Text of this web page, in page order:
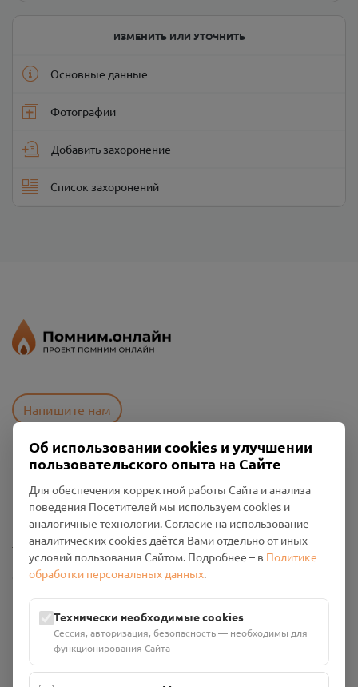
ИЗМЕНИТЬ ИЛИ УТОЧНИТЬ
Основные данные
Фотографии
Добавить захоронение
Список захоронений
Напишите нам
Пользовательское соглашение
Политика конфиденциальности
Промо-материалы
Настройки cookies
Общество с ограниченной ответственностью «Смоленский
ИНН: 6700029207 ОГРН: 1256700001986
Юридический адрес: 216790, Смоленская область, р-н
Руднянский, г. Рудня, улица Западная, д. 26А, пом. 18
Номер счёта: 40702810901130004287 в АО "АЛЬФА-БАНК"
Кор. счёт: 30101810200000000593
Об использовании cookies и улучшении
пользовательского опыта на Сайте
Для обеспечения корректной работы Сайта и анализа
поведения Посетителей мы используем cookies и
аналогичные технологии. Согласие на использование
аналитических cookies даётся Вами отдельно от иных
условий пользования Сайтом. Подробнее – в Политике
обработки персональных данных.
Технически необходимые cookies
Сессия, авторизация, безопасность — необходимы для
функционирования Сайта